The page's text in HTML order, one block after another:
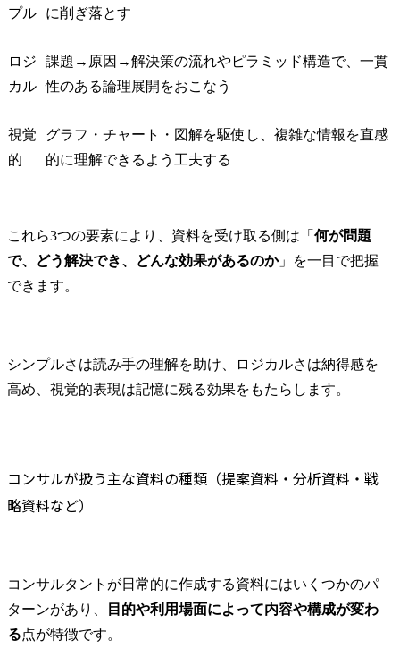
プル
に削ぎ落とす
ロジ
カル
課題→原因→解決策の流れやピラミッド構造で、一貫
性のある論理展開をおこなう
視覚
的
グラフ・チャート・図解を駆使し、複雑な情報を直感
的に理解できるよう工夫する
これら3つの要素により、資料を受け取る側は「 何が問題
で、どう解決でき、どんな効果があるのか」を一目で把握
できます。
シンプルさは読み手の理解を助け、ロジカルさは納得感を
高め、視覚的表現は記憶に残る効果をもたらします。
コンサルが扱う主な資料の種類（提案資料・分析資料・戦
略資料など）
コンサルタントが日常的に作成する資料にはいくつかのパ
ターンがあり、
目的や利用場面によって内容や構成が変わ
る点が特徴です。